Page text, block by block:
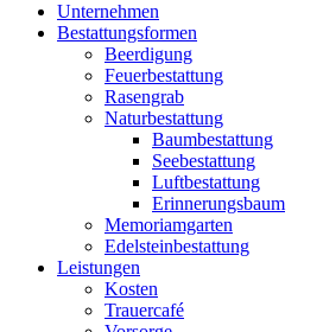
Unternehmen
Bestattungsformen
Beerdigung
Feuerbestattung
Rasengrab
Naturbestattung
Baumbestattung
Seebestattung
Luftbestattung
Erinnerungsbaum
Memoriamgarten
Edelsteinbestattung
Leistungen
Kosten
Trauercafé